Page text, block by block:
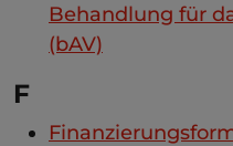
Behandlung für
(bAV)
F